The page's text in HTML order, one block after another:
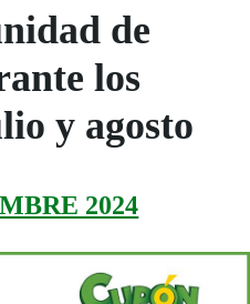
de
los
y agosto
2024